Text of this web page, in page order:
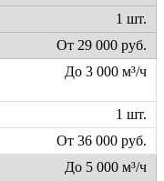
1 шт.
От 29 000 руб.
До 3 000 м³/ч
1 шт.
От 36 000 руб.
До 5 000 м³/ч